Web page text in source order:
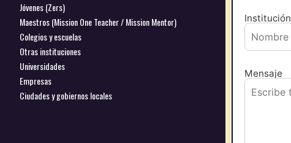
Jóvenes (Zers)
Maestros (Mission One Teacher / Mission Mentor)
Colegios y escuelas
Otras instituciones
Universidades
Empresas
Ciudades y gobiernos locales
Institución
Mensaje